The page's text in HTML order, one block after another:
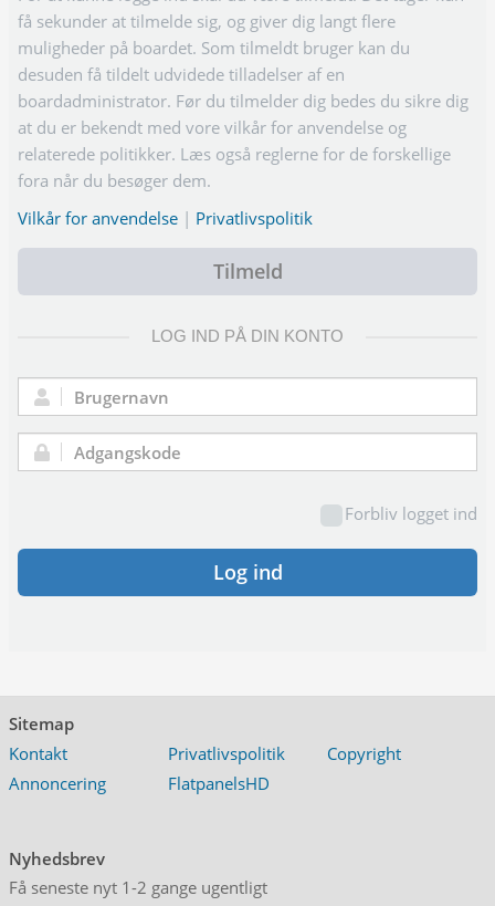
få sekunder at tilmelde sig, og giver dig langt flere
muligheder på boardet. Som tilmeldt bruger kan du
desuden få tildelt udvidede tilladelser af en
boardadministrator. Før du tilmelder dig bedes du sikre dig
at du er bekendt med vore vilkår for anvendelse og
relaterede politikker. Læs også reglerne for de forskellige
fora når du besøger dem.
Vilkår for anvendelse | Privatlivspolitik
Tilmeld
LOG IND PÅ DIN KONTO
Brugernavn:
Adgangskode:
Forbliv logget ind
Log ind
Sitemap
Kontakt
Privatlivspolitik
Copyright
Annoncering
FlatpanelsHD
Nyhedsbrev
Få seneste nyt 1-2 gange ugentligt